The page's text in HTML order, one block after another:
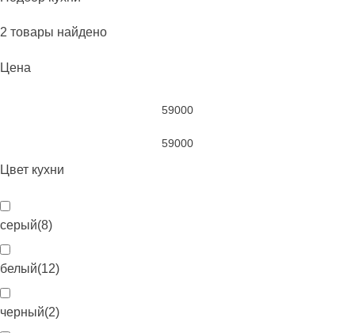
2 товары найдено
Цена
Цвет кухни
серый(8)
белый(12)
черный(2)